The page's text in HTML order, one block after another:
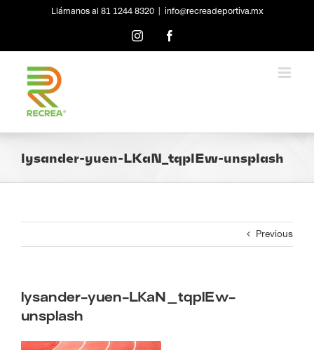
Llámanos al 81 1244 8320 info@recreadeportiva.mx
Instagram
lysander-yuen-LKaN_tqplEw-unsplash
Previous
lysander-yuen-LKaN_tqplEw-
unsplash